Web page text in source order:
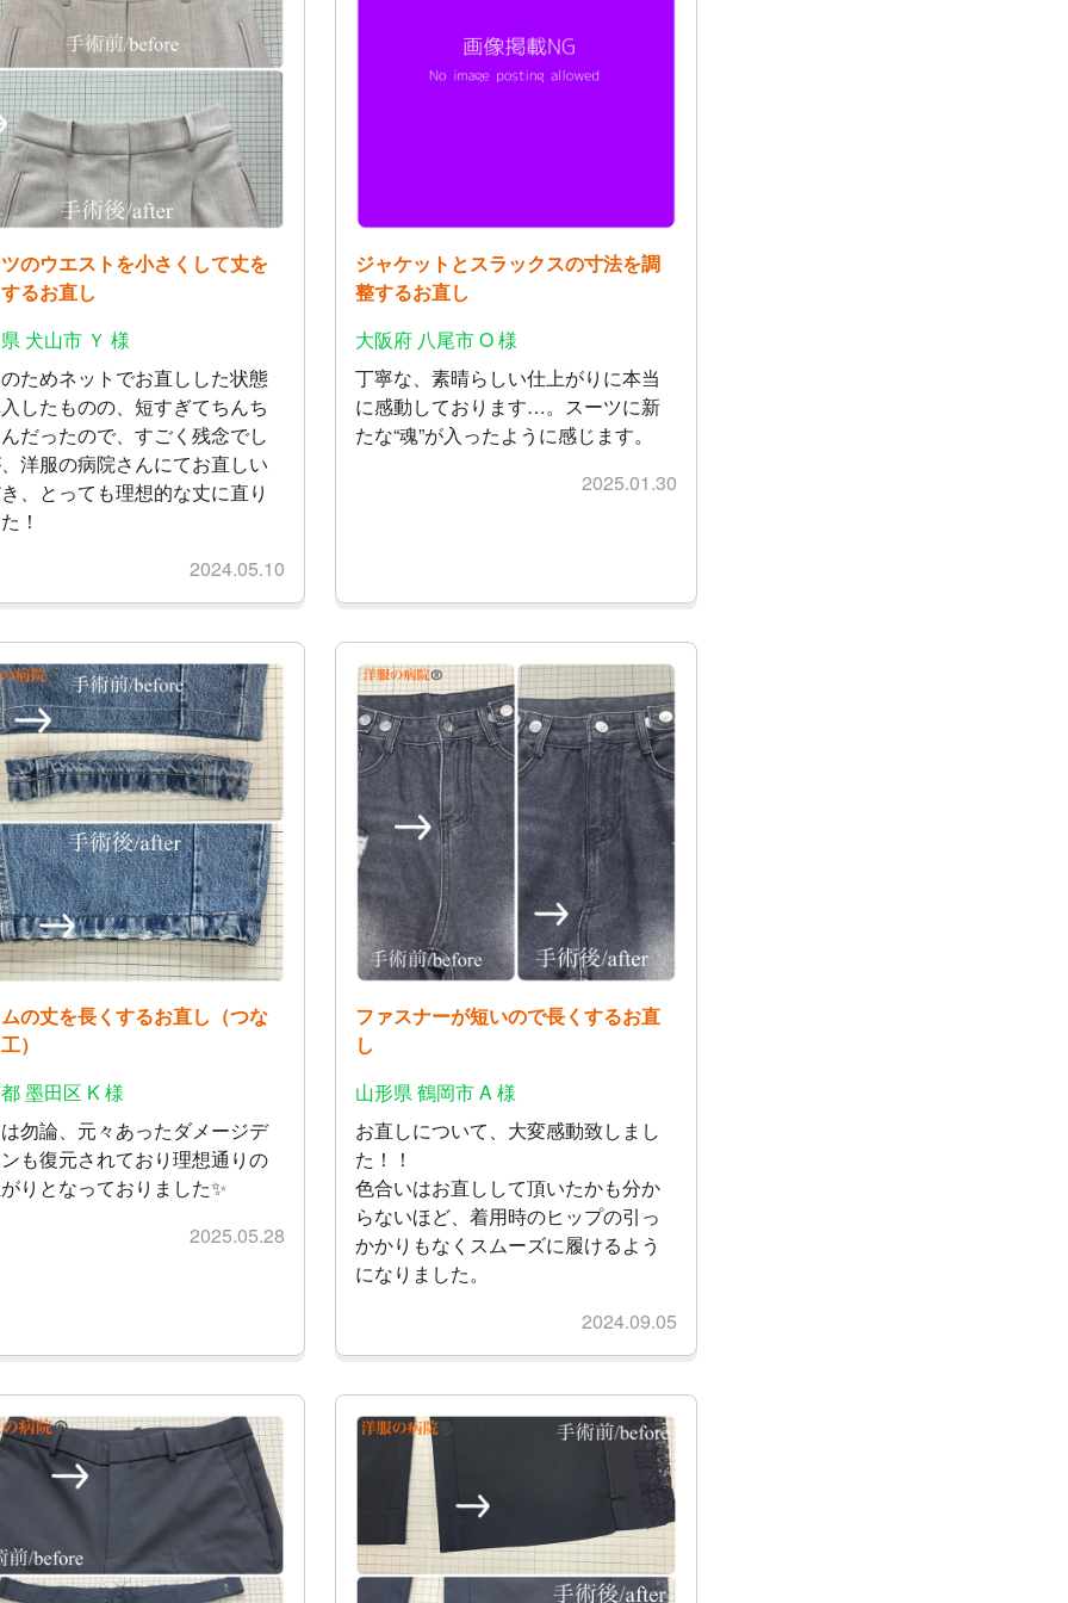
のウエストを小さくして丈を
るお直し
犬山市 Ｙ 様
ためネットでお直しした状態
したものの、短すぎてちんち
だったので、すごく残念でし
洋服の病院さんにてお直しい
、とっても理想的な丈に直り
！
2024.05.10
ジャケットとスラックスの寸法を調
整するお直し
大阪府 八尾市 O 様
丁寧な、素晴らしい仕上がりに本当
に感動しております…。スーツに新
たな“魂”が入ったように感じます。
2025.01.30
の丈を長くするお直し（つな
）
墨田区 K 様
勿論、元々あったダメージデ
も復元されており理想通りの
りとなっておりました✨
2025.05.28
ファスナーが短いので長くするお直
し
山形県 鶴岡市 A 様
お直しについて、大変感動致しまし
た！！
色合いはお直しして頂いたかも分か
らないほど、着用時のヒップの引っ
かかりもなくスムーズに履けるよう
になりました。
2024.09.05